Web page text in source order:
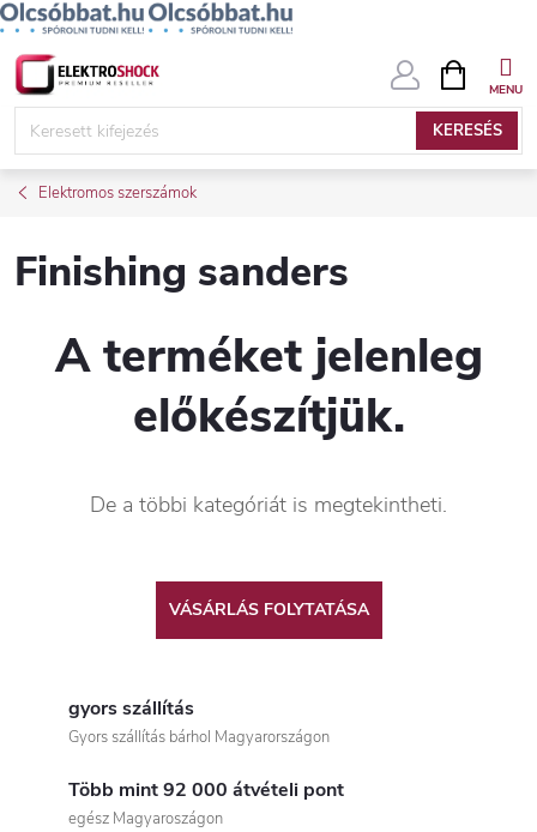
Ugrás
KERESÉS
KOSÁR
Elektromos szerszámok
Finishing sanders
A terméket jelenleg
előkészítjük.
De a többi kategóriát is megtekintheti.
VÁSÁRLÁS FOLYTATÁSA
gyors szállítás
Gyors szállítás bárhol Magyarországon
Több mint 92 000 átvételi pont
egész Magyaroszágon